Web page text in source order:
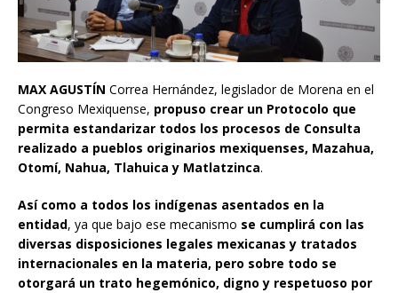
MAX AGUSTÍN Correa Hernández, legislador de Morena en el
Congreso Mexiquense, propuso crear un Protocolo que
permita estandarizar todos los procesos de Consulta
realizado a pueblos originarios mexiquenses, Mazahua,
Otomí, Nahua, Tlahuica y Matlatzinca.
Así como a todos los indígenas asentados en la
entidad, ya que bajo ese mecanismo se cumplirá con las
diversas disposiciones legales mexicanas y tratados
internacionales en la materia, pero sobre todo se
otorgará un trato hegemónico, digno y respetuoso por